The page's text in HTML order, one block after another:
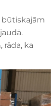
būtiskajām
ka